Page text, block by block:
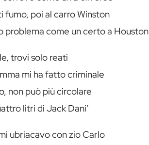
fumo, poi al carro Winston
problema come un certo a Houston
trovi solo reati
mi ha fatto criminale
non può più circolare
litri di Jack Dani’
ubriacavo con zio Carlo